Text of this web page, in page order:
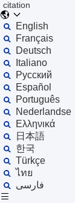
citation
English
Français
Deutsch
Italiano
Русский
Español
Português
Nederlandse
Ελληνικά
日本語
한국
Türkçe
ไทย
فارسی